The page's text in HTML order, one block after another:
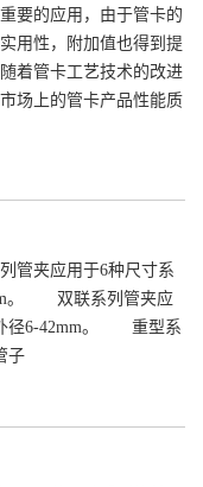
要的应用，由于管卡的
用性，附加值也得到提
着管卡工艺技术的改进
场上的管卡产品性能质
夹应用于6种尺寸系
。 双联系列管夹应
外径6-42mm。 重型系
子